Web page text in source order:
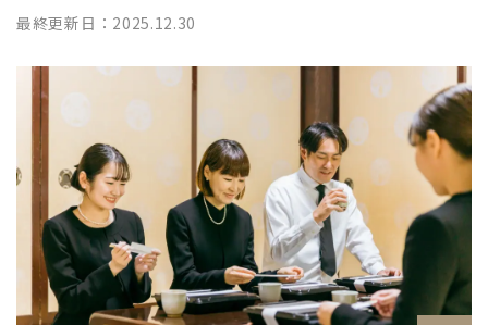
かれます。この記事では「エンゼル...
最終更新日：2025.12.30